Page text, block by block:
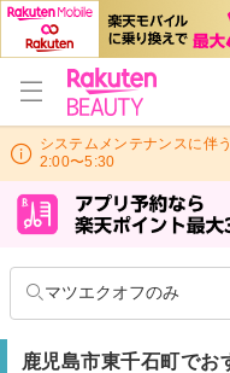
システムメンテナンスに伴
2:00〜5:30
マツエクオフのみ
鹿児島市東千石町でお